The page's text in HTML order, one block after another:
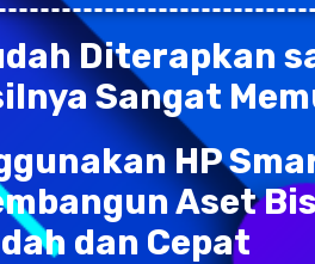
Diterapkan
Sangat
HP
Aset
dan Cepat